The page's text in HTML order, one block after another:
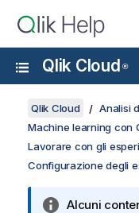
Qlik Cloud ®
Qlik Cloud
Analisi
Machine learning con
Lavorare con gli
Configurazione degli
Alcuni